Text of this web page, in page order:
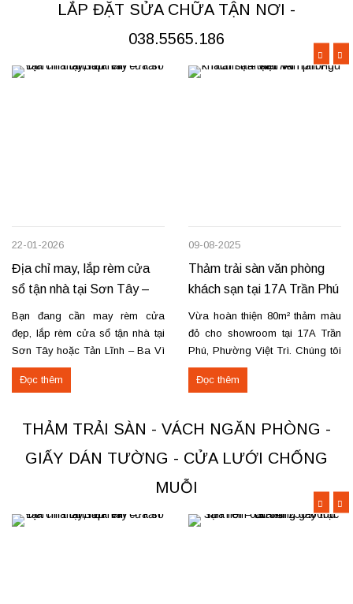
hình hấp sóng: sang trọng, giữ
dịch vụ chuyên nghiệp và giá...
LẮP ĐẶT SỬA CHỮA TẬN NƠI -
038.5565.186
22-01-2026
Địa chỉ may, lắp rèm cửa
sổ tận nhà tại Sơn Tây –
Tản Lĩnh Ba Vì
Bạn đang cần may rèm cửa
đẹp, lắp rèm cửa sổ tận nhà tại
Sơn Tây hoặc Tản Lĩnh – Ba Vì
với giá hợp lý? Chúng tôi
chuyên may rèm theo yêu cầu,
tiến độ. Thực tế, chúng tôi vừa
hoàn thiện thi công rèm...
Đọc thêm
09-08-2025
Thảm trải sàn văn phòng
khách sạn tại 17A Trần Phú
– Việt Trì
Vừa hoàn thiện 80m² thảm màu
đỏ cho showroom tại 17A Trần
Phú, Phường Việt Trì. Chúng tôi
nhận thi công, sửa chữa, bóc
dỡ và thu mua thảm cũ trên toàn
loại thảm đang cung cấp Thảm
nỉ phù hợp cho không...
Đọc thêm
THẢM TRẢI SÀN - VÁCH NGĂN PHÒNG -
GIẤY DÁN TƯỜNG - CỬA LƯỚI CHỐNG
MUỖI